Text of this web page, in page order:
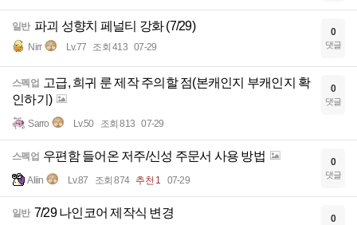
일반 파괴 성향치 페널티 강화 (7/29)
Nirr Lv.77 조회 413 07-29
0
댓글
스펙업 고급, 희귀 룬 제작 주의할 점(본캐인지 부캐인지 확
인하기)
Sarro Lv.50 조회 813 07-29
0
댓글
스펙업 우편함 들어온 저주/신성 주문서 사용 방법
Aliin Lv.87 조회 874 추천 1 07-29
0
댓글
일반 7/29 나인코어 제작식 변경 0